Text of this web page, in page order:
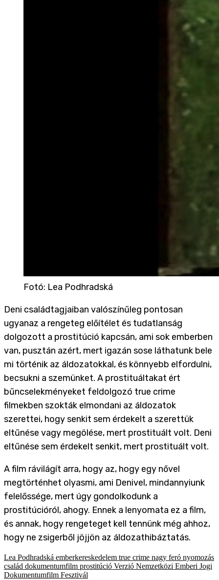
Fotó: Lea Podhradská
Deni családtagjaiban valószínűleg pontosan
ugyanaz a rengeteg előítélet és tudatlanság
dolgozott a prostitúció kapcsán, ami sok emberben
van, pusztán azért, mert igazán sose láthatunk bele
mi történik az áldozatokkal, és könnyebb elfordulni,
becsukni a szemünket. A prostituáltakat ért
bűncselekményeket feldolgozó true crime
filmekben szokták elmondani az áldozatok
szerettei, hogy senkit sem érdekelt a szerettük
eltűnése vagy megölése, mert prostituált volt. Deni
eltűnése sem érdekelt senkit, mert prostituált volt.
A film rávilágít arra, hogy az, hogy egy nővel
megtörténhet olyasmi, ami Denivel, mindannyiunk
felelőssége, mert úgy gondolkodunk a
prostitúcióról, ahogy. Ennek a lenyomata ez a film,
és annak, hogy rengeteget kell tennünk még ahhoz,
hogy ne zsigerből jöjjön az áldozathibáztatás.
Lea Podhradská emberkereskedelem true crime nagy feró nyomozás
család dokumentumfilm prostitúció Verzió Nemzetközi Emberi Jogi
Dokumentumfilm Fesztivál